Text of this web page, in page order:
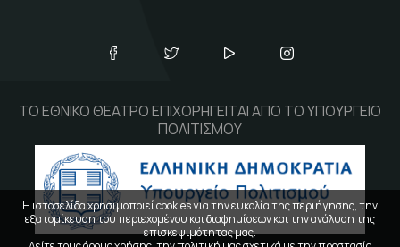
ΤΟ ΕΘΝΙΚΟ ΘΕΑΤΡΟ ΕΠΙΧΟΡΗΓΕΙΤΑΙ ΑΠΟ ΤΟ ΥΠΟΥΡΓΕΙΟ
ΠΟΛΙΤΙΣΜΟΥ
Η ιστοσελίδα χρησιμοποιεί cookies για την ευκολία της περιήγησης, την
εξατομίκευση του περιεχομένου και διαφημίσεων και την ανάλυση της
επισκεψιμότητας μας.